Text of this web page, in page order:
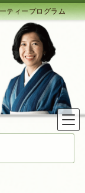
ティープログラム